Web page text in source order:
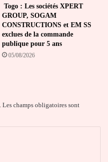
Togo : Les sociétés XPERT
GROUP, SOGAM
CONSTRUCTIONS et EM SS
exclues de la commande
publique pour 5 ans
05/08/2026
Les champs obligatoires sont